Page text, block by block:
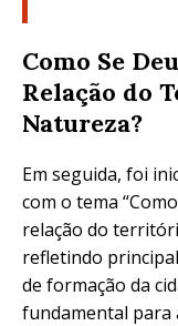
Como Se
Relação do
Natureza?
Em seguida, foi
com o tema
relação do
refletindo
de formação da
fundamental para